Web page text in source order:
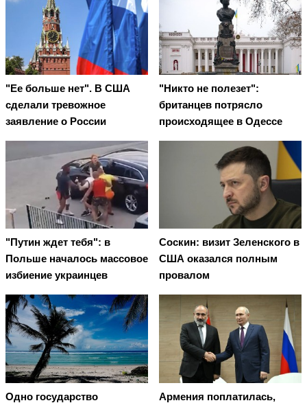
"Ее больше нет". В США
сделали тревожное
заявление о России
"Никто не полезет":
британцев потрясло
происходящее в Одессе
"Путин ждет тебя": в
Польше началось массовое
избиение украинцев
Соскин: визит Зеленского в
США оказался полным
провалом
Одно государство
Армения поплатилась,